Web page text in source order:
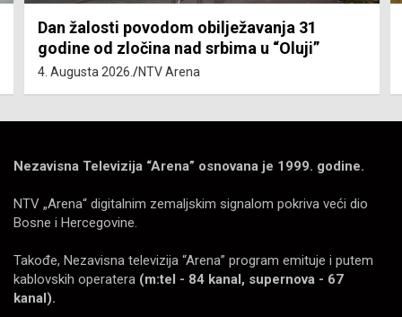
Dan žalosti povodom obilježavanja 31
godine od zločina nad srbima u “Oluji”
4. Augusta 2026. NTV Arena
Nezavisna Televizija “Arena” osnovana je 1999. godine.
NTV „Arena“ digitalnim zemaljskim signalom pokriva veći dio
Bosne i Hercegovine.
Takođe, Nezavisna televizija “Arena” program emituje i putem
kablovskih operatera (m:tel - 84 kanal, supernova - 67
kanal).